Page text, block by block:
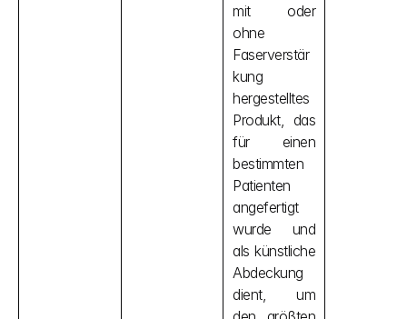
mit oder
ohne
Faserverstär
kung
hergestelltes
Produkt, das
für einen
bestimmten
Patienten
angefertigt
wurde und
als künstliche
Abdeckung
dient, um